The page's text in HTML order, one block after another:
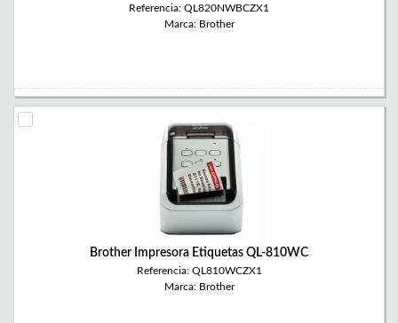
Referencia: QL820NWBCZX1
Marca: Brother
Brother Impresora Etiquetas QL-810WC
Referencia: QL810WCZX1
Marca: Brother